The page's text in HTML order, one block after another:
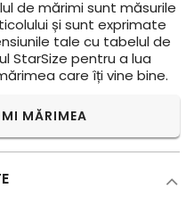
de mărimi sunt măsurile
și sunt exprimate
tale cu tabelul de
StarSize pentru a lua
care îți vine bine.
MĂRIMEA